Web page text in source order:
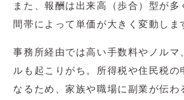
また、報酬は出来高（歩合）型が多
間帯によって単価が大きく変動しま
事務所経由では高い手数料やノルマ
ルも起こりがち。所得税や住民税の
なるため、家族や職場に副業が伝わ